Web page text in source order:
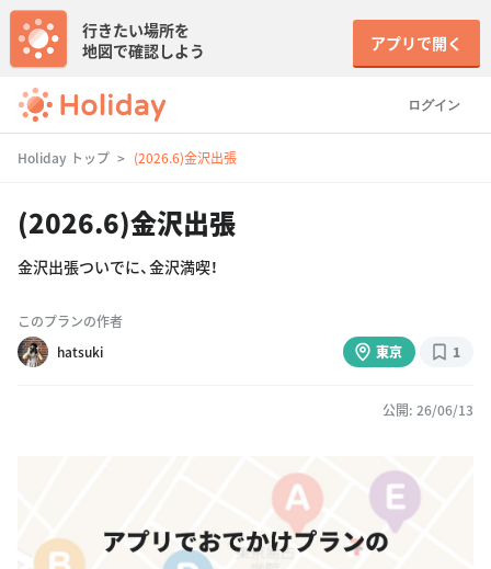
ログイン
行きたい場所を
地図で確認しよう
アプリで開く
Holiday トップ (2026.6)金沢出張
(2026.6)金沢出張
金沢出張ついでに、金沢満喫！
このプランの作者
hatsuki
東京 1
公開: 26/06/13